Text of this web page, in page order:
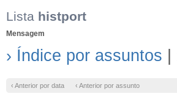
Lista histport
Mensagem
› Índice por assuntos
‹ Anterior por data ‹ Anterior por assunto